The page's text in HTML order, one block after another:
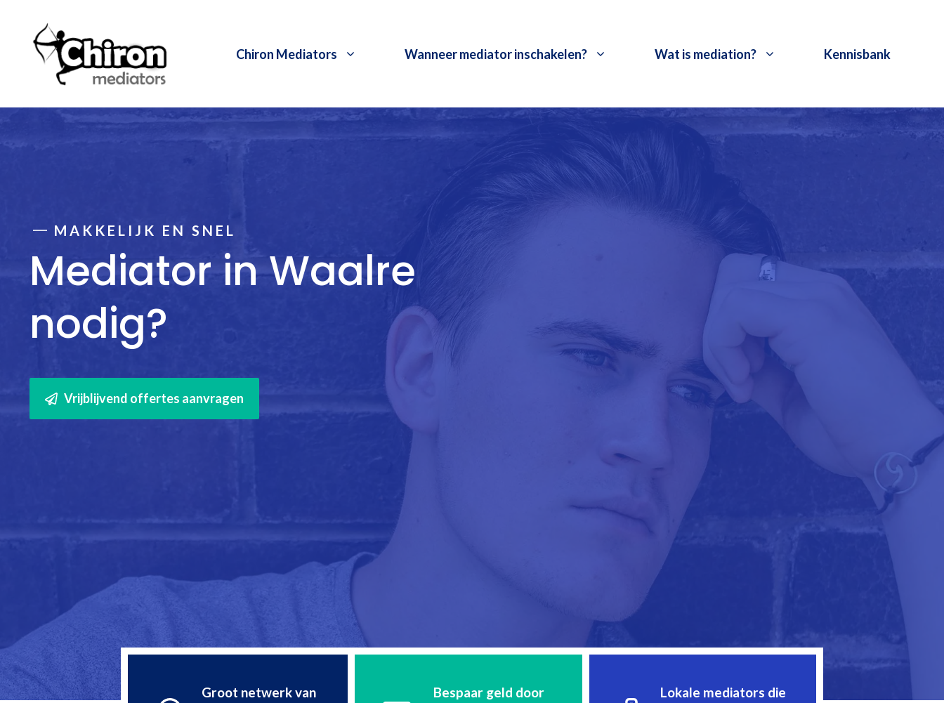
Chiron Mediators Wanneer mediator inschakelen? Wat is mediation? Kennisbank
MAKKELIJK EN SNEL
Mediator in Waalre
nodig?
Vrijblijvend offertes aanvragen
Groot netwerk van
Bespaar geld door
Lokale mediators die